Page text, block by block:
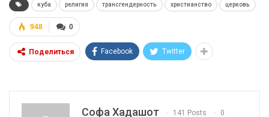
куба религия трансгендерность христианство церковь
0
948
Поделиться Facebook Twitter
Софа Хадашот 141 Posts 0